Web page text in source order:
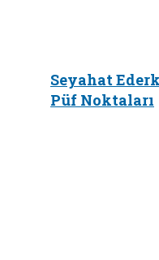
Seyahat
Püf Noktaları